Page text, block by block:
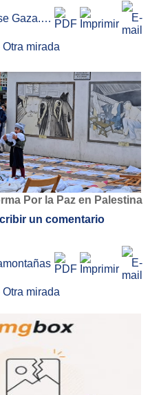
Gaza.…
Otra mirada
Por la Paz en Palestina
un comentario
Otra mirada